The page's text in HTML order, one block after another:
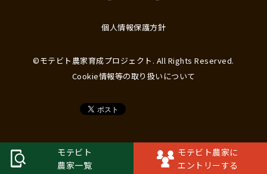
個人情報保護方針
©モテビト農家育成プロジェクト. All Rights Reserved.
Cookie情報等の取り扱いについて
モテビト
農家一覧
モテビト農家に
エントリーする